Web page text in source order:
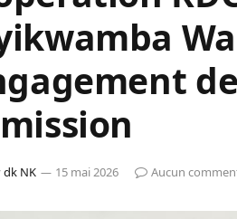
dk NK 15 mai 2026 Aucun